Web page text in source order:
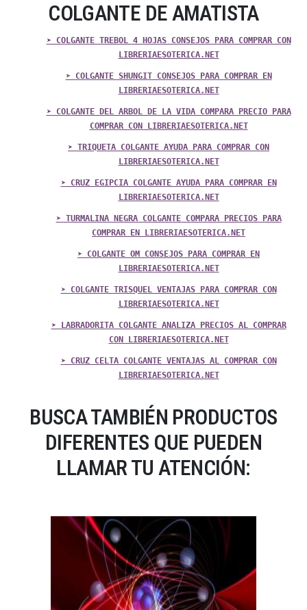
COLGANTE DE AMATISTA
➤ COLGANTE TREBOL 4 HOJAS CONSEJOS PARA COMPRAR CON
LIBRERIAESOTERICA.NET
➤ COLGANTE SHUNGIT CONSEJOS PARA COMPRAR EN
LIBRERIAESOTERICA.NET
➤ COLGANTE DEL ARBOL DE LA VIDA COMPARA PRECIO PARA
COMPRAR CON LIBRERIAESOTERICA.NET
➤ TRIQUETA COLGANTE AYUDA PARA COMPRAR CON
LIBRERIAESOTERICA.NET
➤ CRUZ EGIPCIA COLGANTE AYUDA PARA COMPRAR EN
LIBRERIAESOTERICA.NET
➤ TURMALINA NEGRA COLGANTE COMPARA PRECIOS PARA
COMPRAR EN LIBRERIAESOTERICA.NET
➤ COLGANTE OM CONSEJOS PARA COMPRAR EN
LIBRERIAESOTERICA.NET
➤ COLGANTE TRISQUEL VENTAJAS PARA COMPRAR CON
LIBRERIAESOTERICA.NET
➤ LABRADORITA COLGANTE ANALIZA PRECIOS AL COMPRAR
CON LIBRERIAESOTERICA.NET
➤ CRUZ CELTA COLGANTE VENTAJAS AL COMPRAR CON
LIBRERIAESOTERICA.NET
BUSCA TAMBIÉN PRODUCTOS
DIFERENTES QUE PUEDEN
LLAMAR TU ATENCIÓN: